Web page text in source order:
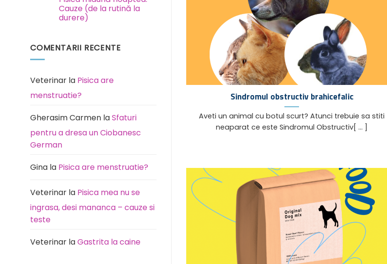
Rottweiler:
boli
la
această
rasă
Cauze (de la rutină la
durere)
Pisica
la
rutină
durere)
COMENTARII RECENTE
Veterinar la Pisica are
menstruatie?
Gherasim Carmen laSfaturi
pentru a dresa un Ciobanesc
German
Gina la Pisica are menstruatie?
Veterinar la Pisica mea nu se
ingrasa, desi mananca – cauze si
teste
Veterinar laGastrita la caine
Sindromul obstructiv brahicefalic
Aveti un animal cu botul scurt? Atunci trebuie sa stiti
neaparat ce este Sindromul Obstructiv[ ... ]